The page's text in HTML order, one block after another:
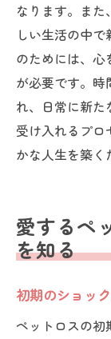
なります。ま
しい生活の中
のためには、
が必要です。時
れ、日常に新た
受け入れるプ
かな人生を築く
愛するペ
を知る
初期のショッ
ペットロスの